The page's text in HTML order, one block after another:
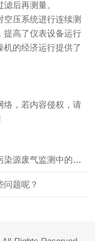
后再测量。
空压系统进行连续测
提高了仪表设备运行
机的经济运行提供了
络，若内容侵权，请
废气监测中的应用
问题呢？